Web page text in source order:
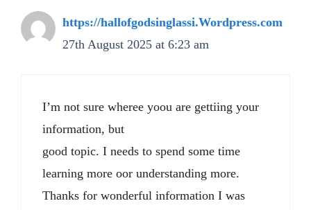
https://hallofgodsinglassi.Wordpress.com
27th August 2025 at 6:23 am
I’m not sure wheree yoou are gettiing your
information, but
good topic. I needs to spend some time
learning more oor understanding more.
Thanks for wonderful information I was